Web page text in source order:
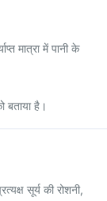
मात्रा में पानी के
है।
सूर्य की रोशनी,